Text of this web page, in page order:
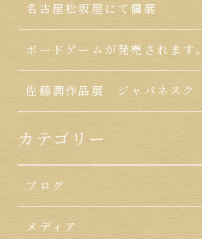
名古屋松坂屋にて個展
ボードゲームが発売されます。
佐藤潤作品展 ジャパネスク
カテゴリー
ブログ
メディア